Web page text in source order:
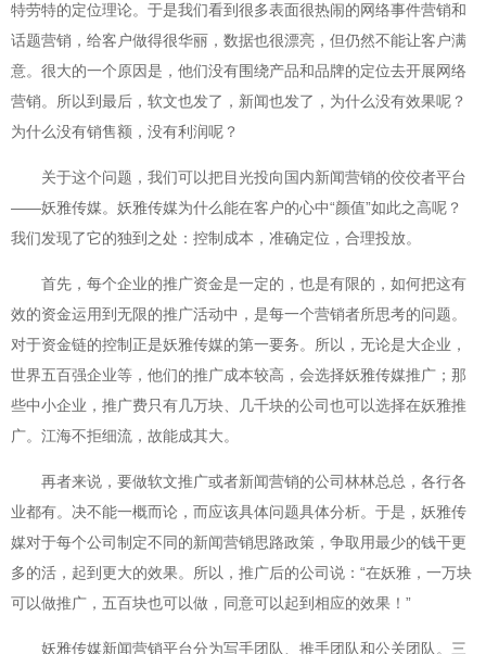
特劳特的定位理论。于是我们看到很多表面很热闹的网络事件营销和
话题营销，给客户做得很华丽，数据也很漂亮，但仍然不能让客户满
意。很大的一个原因是，他们没有围绕产品和品牌的定位去开展网络
营销。所以到最后，软文也发了，新闻也发了，为什么没有效果呢？
为什么没有销售额，没有利润呢？
关于这个问题，我们可以把目光投向国内新闻营销的佼佼者平台
——妖雅传媒。妖雅传媒为什么能在客户的心中“颜值”如此之高呢？
我们发现了它的独到之处：控制成本，准确定位，合理投放。
首先，每个企业的推广资金是一定的，也是有限的，如何把这有
效的资金运用到无限的推广活动中，是每一个营销者所思考的问题。
对于资金链的控制正是妖雅传媒的第一要务。所以，无论是大企业，
世界五百强企业等，他们的推广成本较高，会选择妖雅传媒推广；那
些中小企业，推广费只有几万块、几千块的公司也可以选择在妖雅推
广。江海不拒细流，故能成其大。
再者来说，要做软文推广或者新闻营销的公司林林总总，各行各
业都有。决不能一概而论，而应该具体问题具体分析。于是，妖雅传
媒对于每个公司制定不同的新闻营销思路政策，争取用最少的钱干更
多的活，起到更大的效果。所以，推广后的公司说：“在妖雅，一万块
可以做推广，五百块也可以做，同意可以起到相应的效果！”
妖雅传媒新闻营销平台分为写手团队、推手团队和公关团队。三